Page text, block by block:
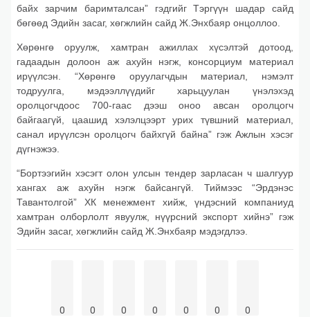
байх зарчим баримталсан” гэдгийг Тэргүүн шадар сайд
бөгөөд Эдийн засаг, хөгжлийн сайд Ж.Энхбаяр онцоллоо.
Хөрөнгө оруулж, хамтран ажиллах хүсэлтэй дотоод,
гадаадын долоон аж ахуйн нэгж, консорциум материал
ирүүлсэн. “Хөрөнгө оруулагчдын материал, нэмэлт
тодруулга, мэдээллүүдийг харьцуулан үнэлэхэд
оролцогчдоос 700-гаас дээш оноо авсан оролцогч
байгаагүй, цаашид хэлэлцээрт урих түвшний материал,
санал ирүүлсэн оролцогч байхгүй байна” гэж Ажлын хэсэг
дүгнэжээ.
“Бортээгийн хэсэгт олон улсын тендер зарласан ч шалгуур
хангах аж ахуйн нэгж байсангүй. Тиймээс “Эрдэнэс
Тавантолгой” ХК менежмент хийж, үндэсний компаниуд
хамтран олборлолт явуулж, нүүрсний экспорт хийнэ” гэж
Эдийн засаг, хөгжлийн сайд Ж.Энхбаяр мэдэгдлээ.
0 0 0 0 0 0 0